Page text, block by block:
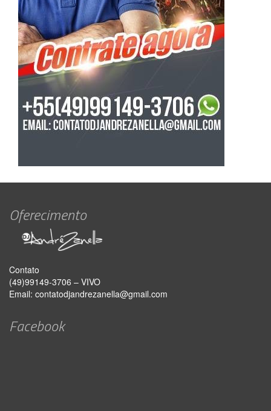
Oferecimento
Contato
(49)99149-3706 – VIVO
Email: contatodjandrezanella@gmail.com
Facebook